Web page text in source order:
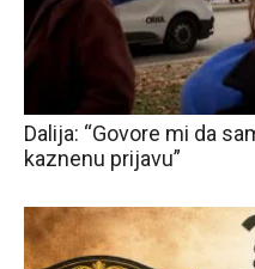
Dalija: “Govore mi da
kaznenu prijavu”